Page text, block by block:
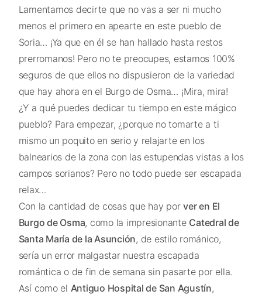
Lamentamos decirte que no vas a ser ni mucho
menos el primero en apearte en este pueblo de
Soria… ¡Ya que en él se han hallado hasta restos
prerromanos! Pero no te preocupes, estamos 100%
seguros de que ellos no dispusieron de la variedad
que hay ahora en el Burgo de Osma… ¡Mira, mira!
¿Y a qué puedes dedicar tu tiempo en este mágico
pueblo? Para empezar, ¿porque no tomarte a ti
mismo un poquito en serio y relajarte en los
balnearios de la zona con las estupendas vistas a los
campos sorianos? Pero no todo puede ser escapada
relax…
Con la cantidad de cosas que hay porver en El
Burgo de Osma, como la impresionante Catedral de
Santa María de la Asunción, de estilo románico,
sería un error malgastar nuestra escapada
romántica o de fin de semana sin pasarte por ella.
Así como el Antiguo Hospital de San Agustín,